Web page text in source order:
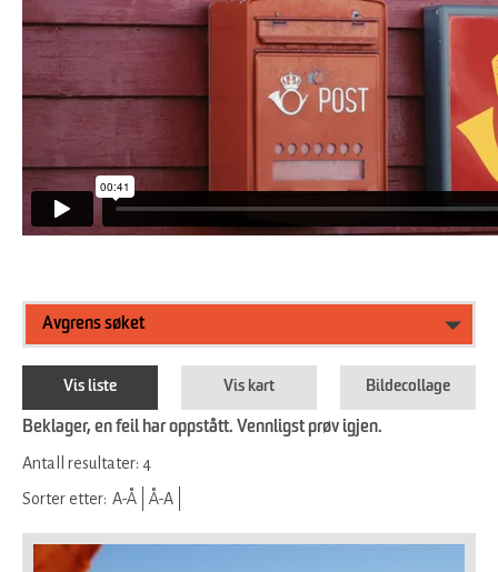
Avgrens søket
Vis liste Vis kart Bildecollage
Beklager, en feil har oppstått. Vennligst prøv igjen.
Antall resultater: 4
Sorter etter: A-Å Å-A